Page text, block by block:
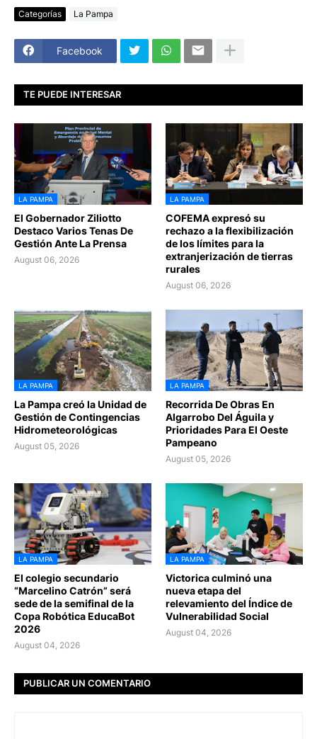
Categorías La Pampa
Facebook
TE PUEDE INTERESAR
LA PAMPA
El Gobernador Ziliotto
Destaco Varios Tenas De
Gestión Ante La Prensa
August 06, 2026
LA PAMPA
COFEMA expresó su
rechazo a la flexibilización
de los límites para la
extranjerización de tierras
rurales
August 06, 2026
LA PAMPA
La Pampa creó la Unidad de
Gestión de Contingencias
Hidrometeorológicas
August 05, 2026
LA PAMPA
Recorrida De Obras En
Algarrobo Del Águila y
Prioridades Para El Oeste
Pampeano
August 05, 2026
LA PAMPA
El colegio secundario
“Marcelino Catrón” será
sede de la semifinal de la
Copa Robótica EducaBot
2026
August 04, 2026
LA PAMPA
Victorica culminó una
nueva etapa del
relevamiento del Índice de
Vulnerabilidad Social
August 04, 2026
PUBLICAR UN COMENTARIO